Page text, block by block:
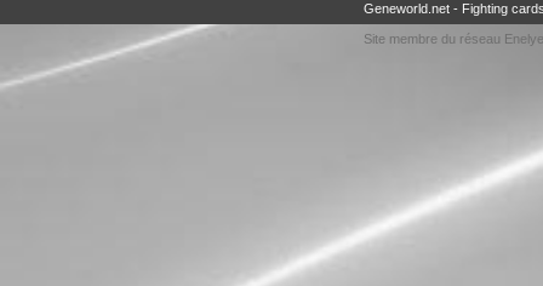
Geneworld.net- Fighting
Site membre du réseau Enelye